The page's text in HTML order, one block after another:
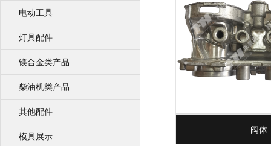
电动工具
灯具配件
镁合金类产品
柴油机类产品
其他配件
模具展示
阀体